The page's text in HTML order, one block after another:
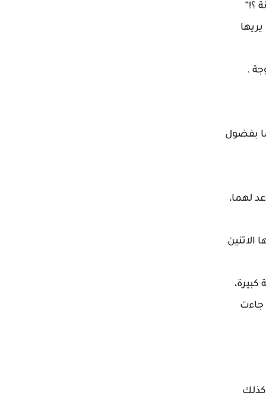
.
بفضول
لهما،
الاتنين
جاءت